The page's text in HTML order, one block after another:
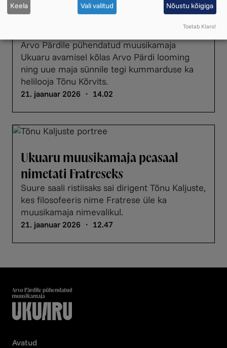
Ukuaru avamisel tuli
esiettekandele Tõnu Kõrvitsa teos
Arvo Pärdile pühendatud muusikamaja
Ukuaru avamisel kõlas Arvo Pärdi looming
ning uue maja sünnile tegi kummarduse ka
helilooja Tõnu Kõrvits.
21. jaanuar 2026 ・ 14.02
Ukuaru muusikamaja peasaal
nimetati Fratreseks
Suure saali ristiisaks sai dirigent Tõnu Kaljuste,
kes filosofeeris nime Fratrese üle ka
muusikamaja nimevalikul.
21. jaanuar 2026 ・ 12.47
Avatud
Keela Vali valitud Nõustu kõigiga
Toetab Klaro!